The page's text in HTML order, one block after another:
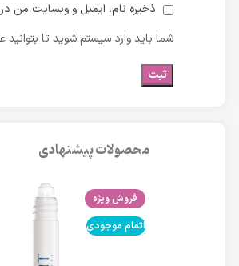
ذخیره نام، ایمیل و وبسایت من
شما باید وارد سیستم شوید تا
محصولات پیشنهادی
فروش ویژه
اتمام موجودی